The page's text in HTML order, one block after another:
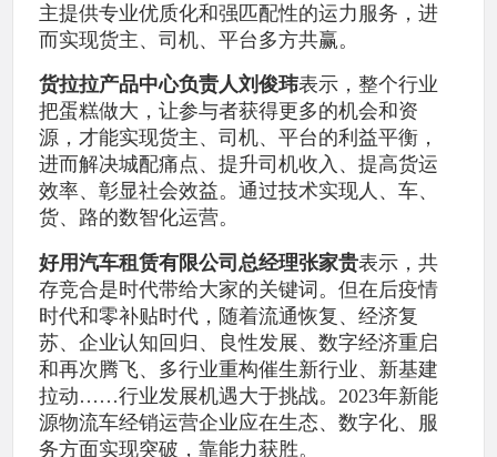
主提供专业优质化和强匹配性的运力服务，进
而实现货主、司机、平台多方共赢。
货拉拉产品中心负责人刘俊玮表示，整个行业
把蛋糕做大，让参与者获得更多的机会和资
源，才能实现货主、司机、平台的利益平衡，
进而解决城配痛点、提升司机收入、提高货运
效率、彰显社会效益。通过技术实现人、车、
货、路的数智化运营。
好用汽车租赁有限公司总经理张家贵表示，共
存竞合是时代带给大家的关键词。但在后疫情
时代和零补贴时代，随着流通恢复、经济复
苏、企业认知回归、良性发展、数字经济重启
和再次腾飞、多行业重构催生新行业、新基建
拉动……行业发展机遇大于挑战。2023年新能
源物流车经销运营企业应在生态、数字化、服
务方面实现突破，靠能力获胜。